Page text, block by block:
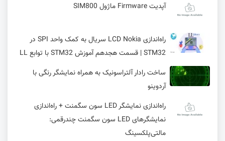
آپدیت Firmware ماژول SIM800
راه‌اندازی LCD Nokia سریال به کمک واحد SPI در
STM32 | قسمت هجدهم آموزش STM32 با توابع LL
ساخت رادار آلتراسونیک به همراه نمایشگر رنگی با
آردوینو
راه‌اندازی نمایشگر LED سون سگمنت + راه‌اندازی
نمایشگرهای LED سون‌ سگمنت چندرقمی:
مالتی‌پلکسینگ